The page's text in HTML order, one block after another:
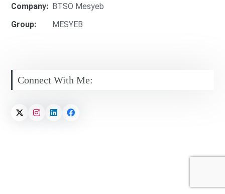
Company: BTSO Mesyeb
Group:
MESYEB
Connect With Me: